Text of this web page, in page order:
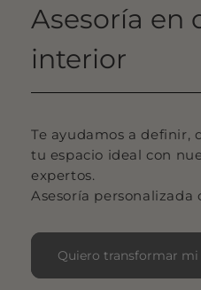
Asesoría en
interior
Te ayudamos a definir,
tu espacio ideal con
expertos.
Asesoría personalizada
Quiero transformar mi